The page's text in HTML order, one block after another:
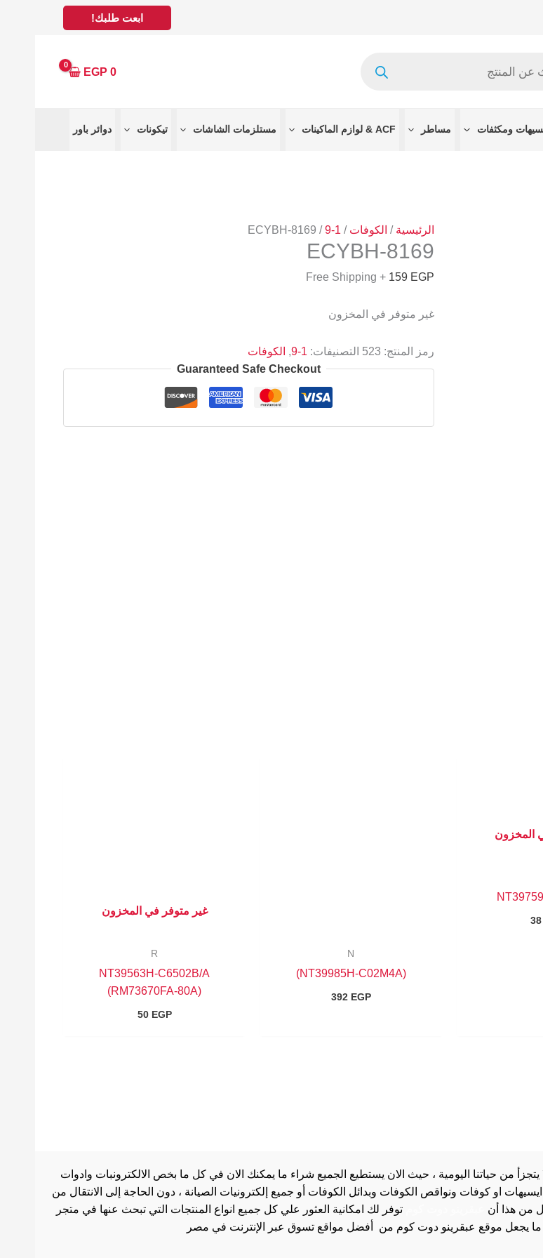
ابعت طلبك!
0
EGP
ومكثفات مساطر ACF & لوازم الماكينات مستلزمات الشاشات تيكونات دوائر باور
الرئيسية / الكوفات /
1-9
/ 8169-ECYBH
8169-ECYBH
159 EGP
+ Free Shipping
غير متوفر في المخزون
رمز المنتج: 523 التصنيفات: 1-9
, الكوفات
Guaranteed Safe Checkout
المخزون
38
N
(NT39985H-C02M4A)
392 EGP
غير متوفر في المخزون
R
NT39563H-C6502B/A
(RM73670FA-80A)
50 EGP
من حياتنا اليومية ، حيث الان يستطيع الجميع شراء ما يمكنك الان في كل ما بخص الالكترونبات وادوات
او كوفات ونواقص الكوفات وبدائل الكوفات أو جميع إلكترونيات الصيانة ، دون الحاجة إلى الانتقال من
من هذا أن
توفر لك امكانية العثور علي كل جميع انواع المنتجات التي تبحث عنها في متجر